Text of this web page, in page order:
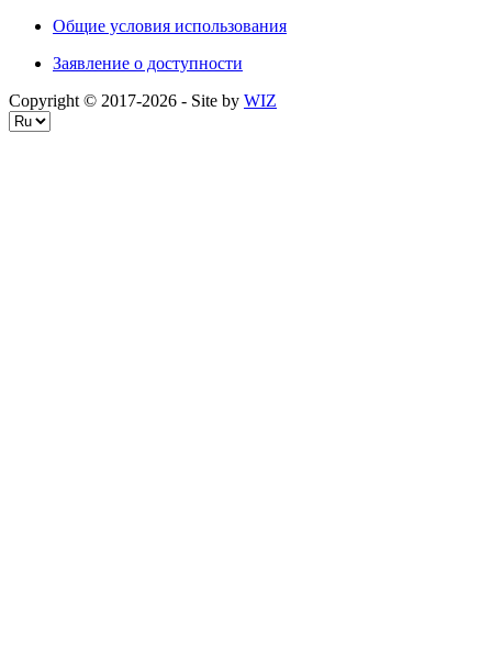
Общие условия использования
Заявление о доступности
Copyright © 2017-2026 - Site by WIZ